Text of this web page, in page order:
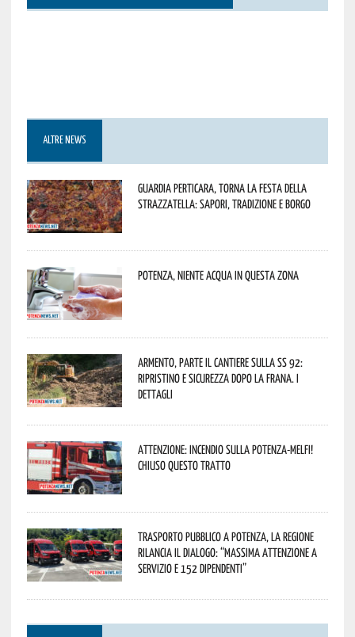
ALTRE NEWS
Guardia Perticara, torna la Festa della
Strazzatella: sapori, tradizione e borgo
Potenza, niente acqua in questa zona
Armento, parte il cantiere sulla SS 92:
ripristino e sicurezza dopo la frana. I
dettagli
Attenzione: incendio sulla Potenza-Melfi!
Chiuso questo tratto
Trasporto pubblico a Potenza, la Regione
rilancia il dialogo: “Massima attenzione a
servizio e 152 dipendenti”